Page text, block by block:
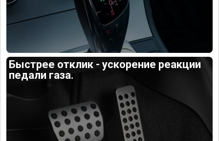
Быстрее отклик - ускорение реакции
педали газа.